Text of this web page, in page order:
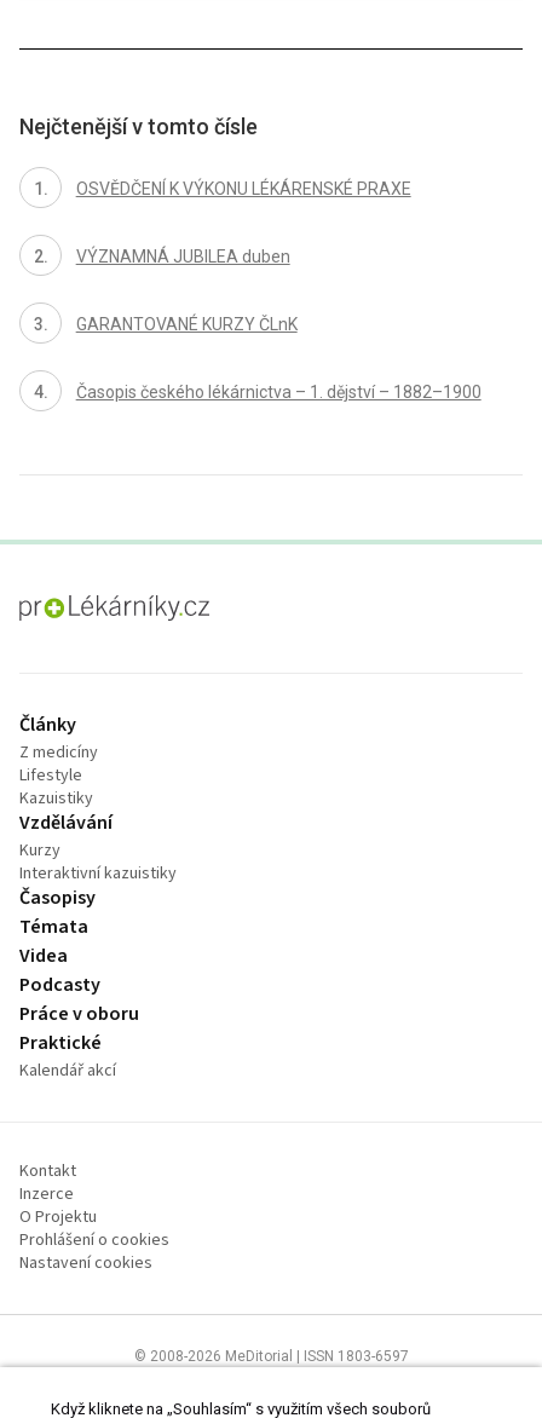
Nejčtenější v tomto čísle
OSVĚDČENÍ K VÝKONU LÉKÁRENSKÉ PRAXE
VÝZNAMNÁ JUBILEA duben
GARANTOVANÉ KURZY ČLnK
Časopis českého lékárnictva – 1. dějství – 1882–1900
proLékaře.cz
Články
Z medicíny
Lifestyle
Kazuistiky
Vzdělávání
Kurzy
Interaktivní kazuistiky
Časopisy
Témata
Videa
Podcasty
Práce v oboru
Praktické
Kalendář akcí
Kontakt
Inzerce
O Projektu
Prohlášení o cookies
Nastavení cookies
© 2008-2026 MeDitorial | ISSN 1803-6597
Čtěte prohlášeníaZásady zpracování osobních údajů
Když kliknete na „Souhlasím“ s využitím všech souborů